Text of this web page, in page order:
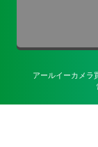
アールイーカメラ